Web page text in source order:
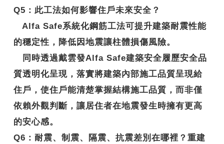
Q5 ：此工法如何影響住戶未來安全？
Alfa Safe系統化鋼筋工法可提升建築耐震性能
的穩定性，降低因地震讓柱體損傷風險。
同時透過戴雲發Alfa Safe建築安全履歷安全品
質透明化呈現，落實將建築內部施工品質呈現給
住戶，使住戶能清楚掌握結構施工品質，而非僅
依賴外觀判斷，讓居住者在地震發生時擁有更高
的安心感。
Q6 ：耐震、制震、隔震、抗震差別在哪裡？重建